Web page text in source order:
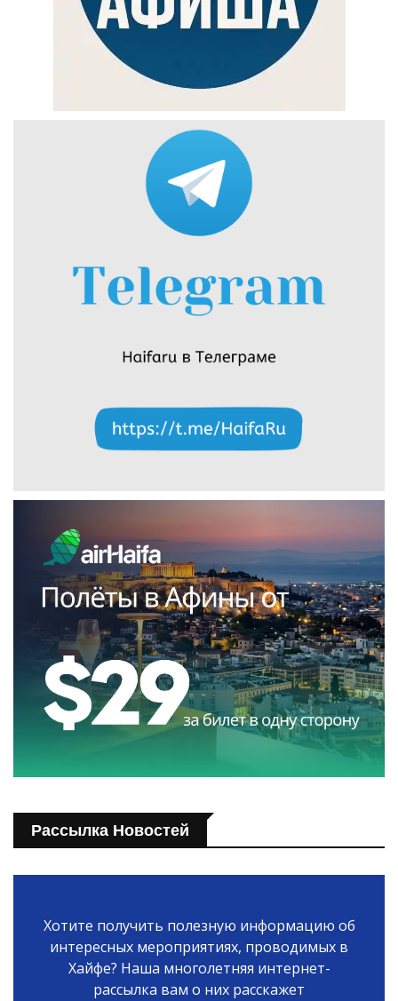
Рассылка Новостей
Хотите получить полезную информацию об
интересных мероприятиях, проводимых в
Хайфе? Наша многолетняя интернет-
рассылка вам о них расскажет